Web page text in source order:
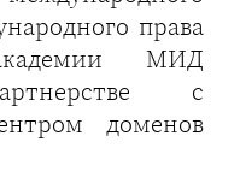
права
МИД
с
доменов